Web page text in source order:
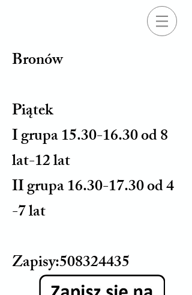
Bronów
Piątek
I grupa 15.30-16.30 od 8
lat-12 lat
II grupa 16.30-17.30 od 4
-7 lat
Zapisy:508324435